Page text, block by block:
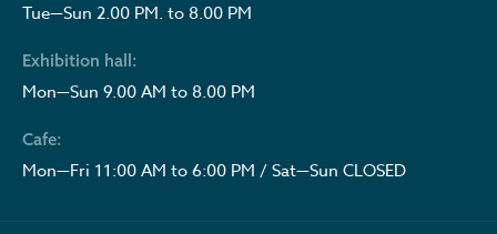
Tue—Sun 2.00 PM. to 8.00 PM
Exhibition hall:
Mon—Sun 9.00 AM to 8.00 PM
Cafe:
Mon—Fri 11:00 AM to 6:00 PM / Sat—Sun CLOSED